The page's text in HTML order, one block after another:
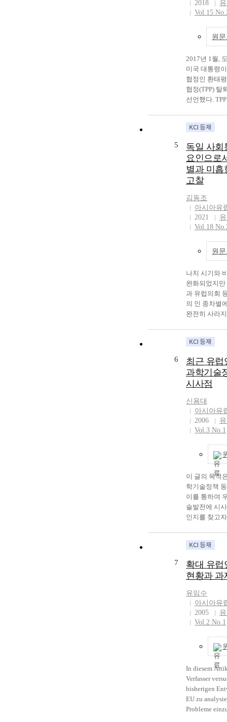
economy
part
China is
consumption
with
Central Asia
and suppress
separatism
side area
and security
investment
that
and Europe,
this is China
suggestion
Asia. It give
precept that
Asia advance
combination
governments,
enterprise
China's
farming filed
investment
Asia is led
agency, and
retail trade in
attention.
일본과 중국
국가로서 경
겨가면서 그
누가 선도하
이 결정된다.
레이시아가
아 정상회담
시아 쿠알라
동된 이후 여
배제한 아세
가했다. 이에
체제가 구축
다. 이에 비해
이 되는 아시
(EPA)을 구체
양세 력의 지
하고 있다.
력 이외에도
본, 금융 협
교류 이외에
규범, 법 등
드에 맞춰 나
부각되고 있
동아시아의
하려는 대륙
군사적인 준
내용으로 내
오랜 시간 동
예견된 것이
다. 우리나라
의 경제 중심
로는 자칫 주
하지 못하는
다. 따라서
대륙 과 해양
인 입장을 취
심이 되려고
미 공조 체제
아갈 길을 찾
한국경제의
는 선진국 과
는 방향으로
때문에 이에
추고 우리 경
마련해야 할
에는 남북문
이는 궁극적
의 경제공동
가 동아시아
을 행사할 수
하는 데 그
이를 위해 우
를 통해 국제
이점을 고찰
유로화가 국
되는 경우에
점을 설 명함
국제통화로
다. 또한 국제
기 위한 기준
는 지역 (또는
모를 분석하
경제규모를
로화의 국제
1위의 통화인
발행하는 미
비교하여 EU
대등함을 입
일본의 엔화
달러화에 대
제통화가 될
적으로 설명
바탕으로 동
유로화의 영
성을 경제학
거 1997년의
기의 원인 중
적 의존을 설
시아 지역에
에 대한 재구
위해 유로화
아 국가들에
대한 좋은 대
을 설명하고
새로운 공동
일본 엔화를
용할 수 있다
될 수 있지만,
화와 같이 국
하는 것이 가
또한 입증하
일본 엔화의
큰 기폭제 역
경제의 불황
패, 아시아 국
아 공동 통화
어렵게 만들
유로화의 탄
으로 하여 아
체 및 더 나
통화를 만드
끼치고 있다.
로화는 그 출
화 다음의 세
화가 되었고,
유로 아시아
향력을 발휘
2018
Vol.15
원
2017년 1월,
미국 대통령
협정인 환태
협정(TPP) 탈
선언했다.
시아, 브루나
평양 지역의
으로, 아시아
로 한 자유무
은 협정이다.
큰 영향을 미
가들 중 하나
연합의 탈퇴
라, 최근, 유
원국들로의
있는 현상을
영국을 바탕
스를 이어가
은 다국적기
에 따른 영국
적 요인으로
장 불안정성
회원국들의
영국 주변의
들에서는 최
혹은 경제 버
영국이 유럽
따라 주변의
들에게 미치
경제, 사회적
기 시작했는
다국적기업
을 이유로 영
투자를 옮겨
되어지면서
있을 것으로
지만, 장기적
께하던 공동
회원국들의
함께 보여지
유럽연합 탈
지로 TPP에
보인 국가들
영향이 미미
영향은 없을
내놓았지만,
는 수출시장
이점을 지닌
로 인하여 타
투자가 불확
직면하게 되
성장발전계
가피할 것으
5
독일 사회
요인으로
별과 미흡
고찰
김동조
아시아유
2021
Vol.18
원
나치 시기와
완화되었지
과 유럽의회
의 인 종차별
완전히 사라
일연방의 반
있다. 본 연구
문제의식을
독일에서 사
고, 특히 차별
가 되 는 노
였다. 이에
별을 판단할
대해 살펴본
에서의 차별
에서 나타난
험적 사례를
지막으로 이
정하기 위해
회의 법적 조
의 반차별법
에서 여전히
삶의 중심에
공정한 기회
이 확인된다.
주택시장, 정
한 업적과 성
노동 세계의
종에 의한 불
회통 합 과정
인이 된다.
서적 통합을
주거, 노동 분
적 비통합을
다. 따라서 차
투쟁은 독일
6
최근 유럽
과학기술
시사점
신용대
아시아유
2006
Vol.3 No.1
이 글의 목적
학기술정책
이를 통하여
술발전에 시
인지를 찾고
목표를 둔 장
회원국 기업
서 연구개발
중복을 줄이
응용과 통합
력과 자원의
고시키는 동
이해질 것을
하고 있다.
반 이후
의 사업을 통
도를 제고시
상업화에 노
한 사회와 기
추구함으로
7
확대 유럽
현황과 과
유임수
아시아유
2005
Vol.2 No.1
In diesem
Verfasser
bisherigen
EU zu
Probleme